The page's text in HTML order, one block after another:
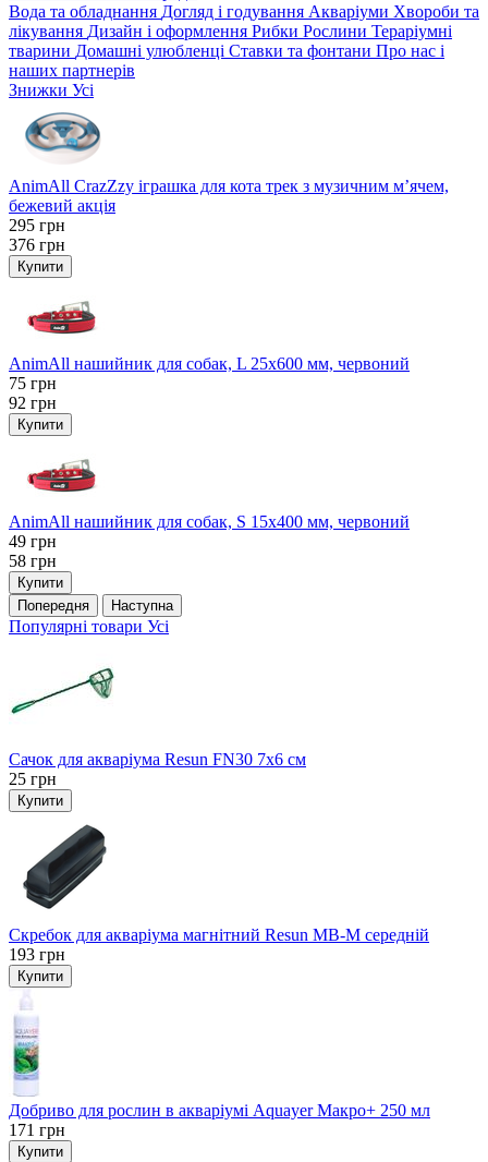
Вода та обладнання Догляд і годування Акваріуми Хвороби та
лікування Дизайн і оформлення Рибки Рослини Тераріумні
тварини Домашні улюбленці Ставки та фонтани Про нас і
наших партнерів
Знижки Усі
AnimAll CrazZzy іграшка для кота трек з музичним м’ячем,
бежевий акція
295 грн
376 грн
Купити
AnimAll нашийник для собак, L 25x600 мм, червоний
75 грн
92 грн
Купити
AnimAll нашийник для собак, S 15х400 мм, червоний
49 грн
58 грн
Купити
Попередня
Наступна
Популярні товари Усі
Сачок для акваріума Resun FN30 7х6 см
25 грн
Купити
Скребок для акваріума магнітний Resun MB-M середній
193 грн
Купити
Добриво для рослин в акваріумі Aquayer Макро+ 250 мл
171 грн
Купити